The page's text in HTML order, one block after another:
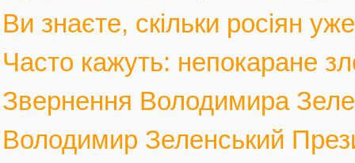
Ви знаєте, скільки росіян
Часто кажуть: непокаране
Звернення Володимира
Володимир Зеленський